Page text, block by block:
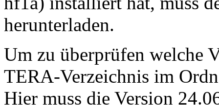
herunterladen.
Um zu überprüfen welche
TERA-Verzeichnis im
Hier muss die Version